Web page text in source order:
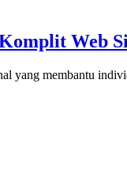
Web
yang membantu